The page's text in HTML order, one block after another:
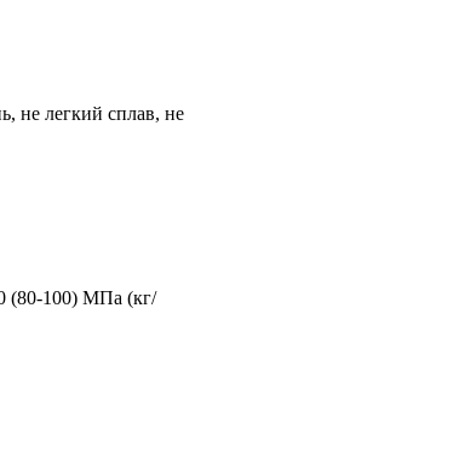
не легкий сплав, не
(80-100) МПа (кг/